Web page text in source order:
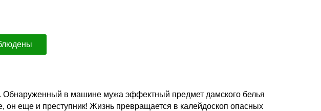
в машине мужа эффектный предмет дамского белья
он еще и преступник! Жизнь превращается в калейдоскоп опасных